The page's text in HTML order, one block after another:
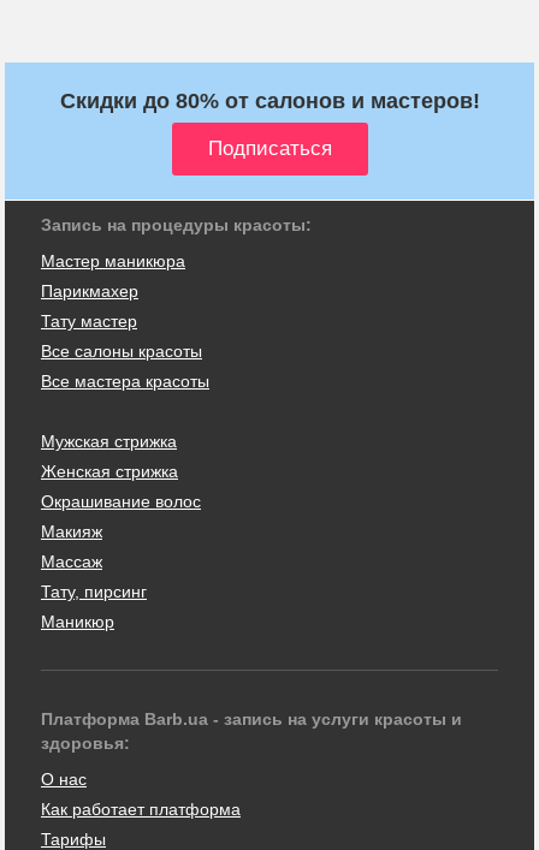
Скидки до 80% от салонов и мастеров!
Запись на процедуры красоты:
Мастер маникюра
Парикмахер
Тату мастер
Все салоны красоты
Все мастера красоты
Мужская стрижка
Женская стрижка
Окрашивание волос
Макияж
Массаж
Тату, пирсинг
Маникюр
Платформа Barb.ua - запись на услуги красоты и
здоровья:
О нас
Как работает платформа
Тарифы